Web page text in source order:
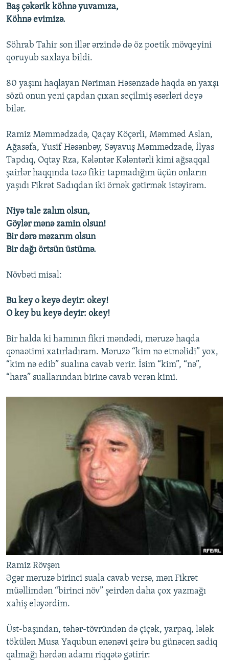
Baş çəkərik köhnə yuvamıza,
Köhnə evimizə.
Söhrab Tahir son illər ərzində də öz poetik mövqeyini
qoruyub saxlaya bildi.
80 yaşını haqlayan Nəriman Həsənzadə haqda ən yaxşı
sözü onun yeni çapdan çıxan seçilmiş əsərləri deyə
bilər.
Ramiz Məmmədzadə, Qaçay Köçərli, Məmməd Aslan,
Ağasəfa, Yusif Həsənbəy, Səyavuş Məmmədzadə, İlyas
Tapdıq, Oqtay Rza, Kələntər Kələntərli kimi ağsaqqal
şairlər haqqında təzə fikir tapmadığım üçün onların
yaşıdı Fikrət Sadıqdan iki örnək gətirmək istəyirəm.
Niyə tale zalım olsun,
Göylər mənə zamin olsun!
Bir dərə məzarım olsun
Bir dağı örtsün üstümə.
Növbəti misal:
Bu key o keyə deyir: okey!
O key bu keyə deyir: okey!
Bir halda ki hamının fikri məndədi, məruzə haqda
qənaətimi xatırladıram. Məruzə “kim nə etməlidi” yox,
“kim nə edib” sualına cavab verir. İsim “kim”, “nə”,
“hara” suallarından birinə cavab verən kimi.
Ramiz Rövşən
Əgər məruzə birinci suala cavab versə, mən Fikrət
müəllimdən “birinci növ” şeirdən daha çox yazmağı
xahiş eləyərdim.
Üst-başından, təhər-tövründən də çiçək, yarpaq, lələk
tökülən Musa Yaqubun ənənəvi şeirə bu günəcən sadiq
qalmağı hərdən adamı riqqətə gətirir: